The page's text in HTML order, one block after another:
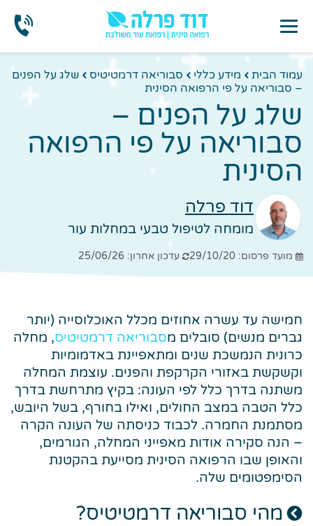
עמוד הבית מידע כללי סבוריאה דרמטיטיס
שלג על הפנים
– סבוריאה על פי הרפואה הסינית
שלג על הפנים –
סבוריאה על פי הרפואה
הסינית
דוד פרלה
מומחה לטיפול טבעי במחלות עור
מועד פרסום: 29/10/20 עדכון אחרון: 25/06/26
חמישה עד עשרה אחוזים מכלל האוכלוסייה (יותר
גברים מנשים) סובלים מסבוריאה דרמטיטיס, מחלה
כרונית הנמשכת שנים ומתאפיינת באדמומיות
וקשקשת באזורי הקרקפת והפנים. עוצמת המחלה
משתנה בדרך כלל לפי העונה: בקיץ מתרחשת בדרך
כלל הטבה במצב החולים, ואילו בחורף, בשל היובש,
מסתמנת החמרה. לכבוד כניסתה של העונה הקרה
– הנה סקירה אודות מאפייני המחלה, הגורמים,
והאופן שבו הרפואה הסינית מסייעת בהקטנת
הסימפטומים שלה.
מהי סבוריאה דרמטיטיס?